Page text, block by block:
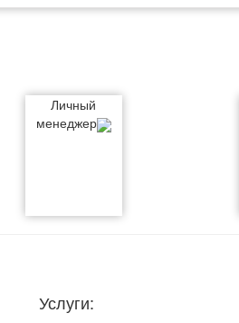
Личный
менеджер
Услуги: